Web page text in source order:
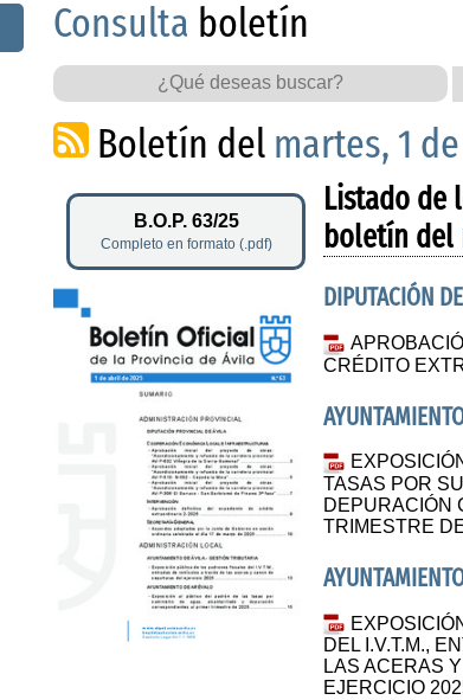
Consulta boletín
Boletín del martes, 1
B.O.P. 63/25
Completo en formato (.pdf)
Listado de
boletín del
DIPUTACIÓN
CRÉDITO
TASAS POR
DEPURACIÓN
TRIMESTRE
DEL I.V.T.M.,
LAS ACERAS
EJERCICIO